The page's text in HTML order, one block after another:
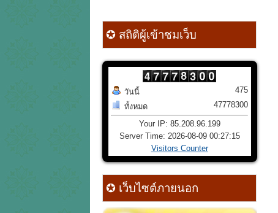
✪ สถิติผู้เข้าชมเว็บ
วันนี้
ทั้งหมด
475
47778300
Your IP: 85.208.96.199
Server Time: 2026-08-09 00:27:15
Visitors Counter
✪ เว็บไซต์ภายนอก